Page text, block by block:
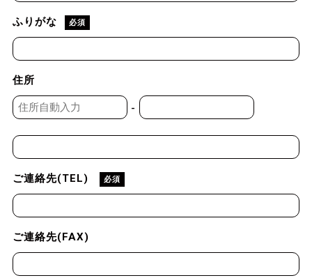
ふりがな 必須
住所
-
ご連絡先(TEL) 必須
ご連絡先(FAX)